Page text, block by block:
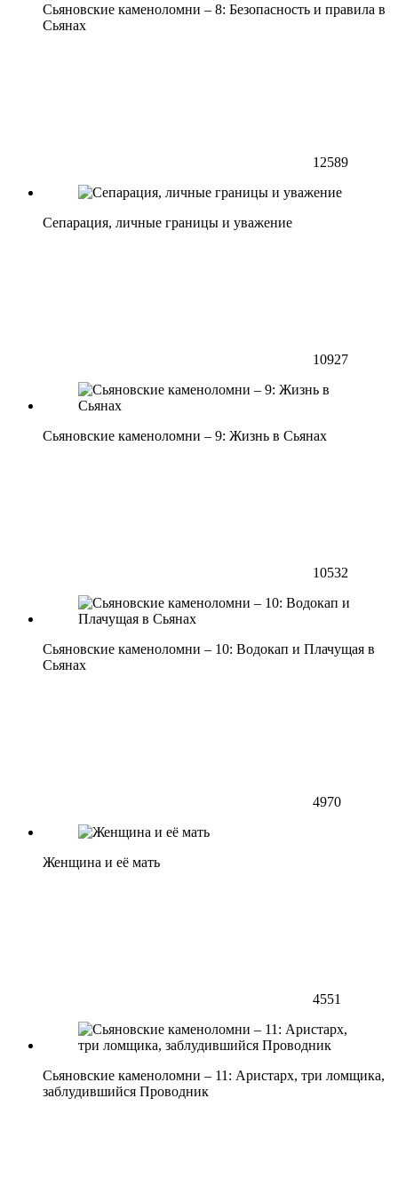
Сьяновские каменоломни – 8: Безопасность и правила в
Сьянах
12589
Сепарация, личные границы и уважение
10927
Сьяновские каменоломни – 9: Жизнь в Сьянах
10532
Сьяновские каменоломни – 10: Водокап и Плачущая в
Сьянах
4970
Женщина и её мать
4551
Сьяновские каменоломни – 11: Аристарх, три ломщика,
заблудившийся Проводник